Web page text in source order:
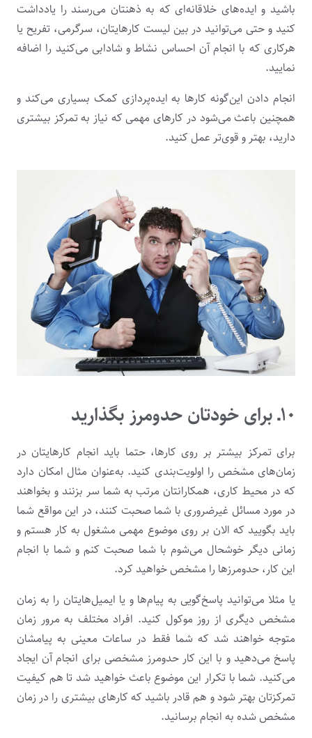
باشید و ایده‌های خلاقانه‌ای که به ذهنتان می‌رسند را یادداشت
کنید و حتی می‌توانید در بین لیست کارهایتان، سرگرمی، تفریح یا
هرکاری که با انجام آن احساس نشاط و شادابی می‌کنید را اضافه
نمایید.
انجام دادن این‌گونه کارها به ایده‌پردازی کمک بسیاری می‌کند و
همچنین باعث می‌شود در کارهای مهمی که نیاز به تمرکز بیشتری
دارید، بهتر و قوی‌تر عمل کنید.
۱۰ـ برای خودتان حدومرز بگذارید
برای تمرکز بیشتر بر روی کارها، حتما باید انجام کارهایتان در
زمان‌های مشخص را اولویت‌بندی کنید. به‌عنوان مثال امکان دارد
که در محیط کاری، همکارانتان مرتب به شما سر بزنند و بخواهند
در مورد مسائل غیرضروری با شما صحبت کنند، در این مواقع شما
باید بگویید که الان بر روی موضوع مهمی مشغول به‌ کار هستم و
زمانی دیگر خوشحال می‌شوم با شما صحبت کنم و شما با انجام
این کار، حدومرزها را مشخص خواهید کرد.
یا مثلا می‌توانید پاسخ‌گویی به پیام‌ها و یا ایمیل‌هایتان را به زمان
مشخص دیگری از روز موکول کنید. افراد مختلف به مرور زمان
متوجه خواهند شد که شما فقط در ساعات معینی به پیامشان
پاسخ می‌دهید و با این کار حدومرز مشخصی برای انجام آن ایجاد
می‌کنید. شما با تکرار این موضوع باعث خواهید شد تا هم کیفیت
تمرکزتان بهتر شود و هم قادر باشید که کارهای بیشتری را در زمان
مشخص شده به انجام برسانید.